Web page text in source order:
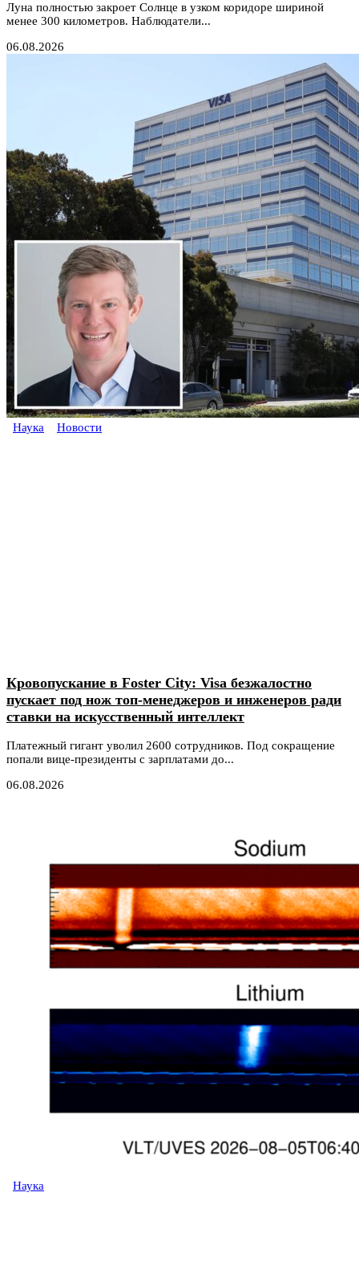
Луна полностью закроет Солнце в узком коридоре шириной
менее 300 километров. Наблюдатели...
06.08.2026
Наука Новости
Кровопускание в Foster City: Visa безжалостно
пускает под нож топ-менеджеров и инженеров ради
ставки на искусственный интеллект
Платежный гигант уволил 2600 сотрудников. Под сокращение
попали вице-президенты с зарплатами до...
06.08.2026
Наука